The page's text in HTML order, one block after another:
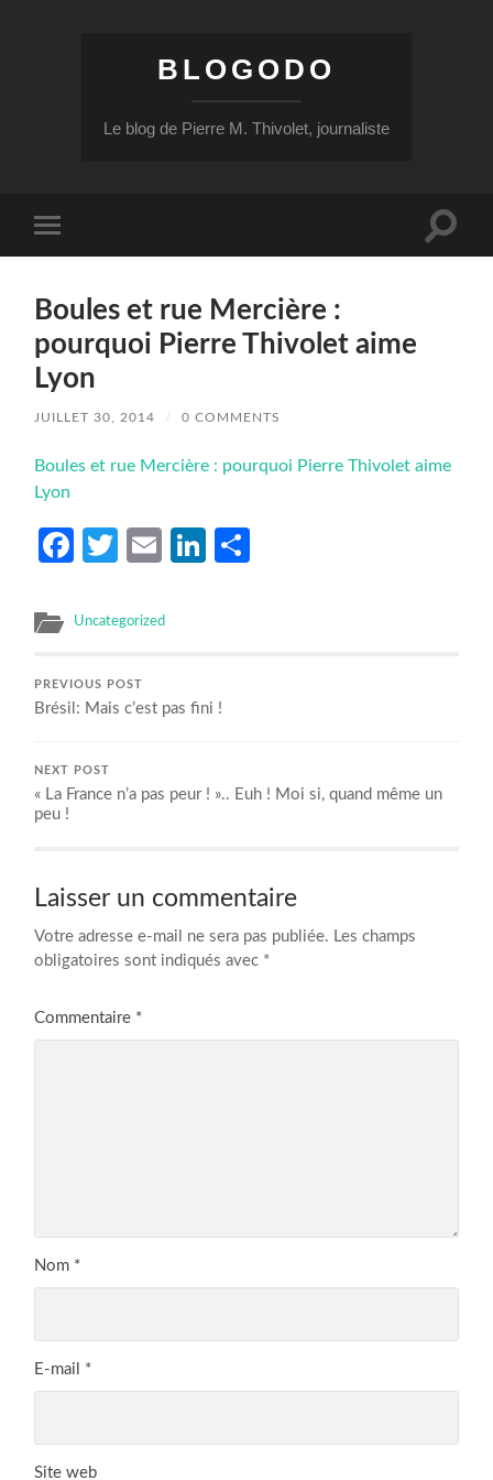
BLOGODO
Le blog de Pierre M. Thivolet, journaliste
mobile
Toggle
Boules et rue Mercière :
pourquoi Pierre Thivolet aime
Lyon
JUILLET 30, 2014 / 0 COMMENTS
Boules et rue Mercière : pourquoi Pierre Thivolet aime
Lyon
Facebook
Twitter
EmailLinkedIn
Uncategorized
PREVIOUS POST
Brésil: Mais c’est pas fini !
NEXT POST
« La France n’a pas peur ! ».. Euh ! Moi si, quand même un
peu !
Laisser un commentaire
Votre adresse e-mail ne sera pas publiée. Les champs
obligatoires sont indiqués avec *
Commentaire *
Nom *
E-mail *
Site web